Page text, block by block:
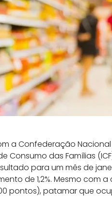
a Confederação Nacional
Consumo das Famílias
para um mês de
de 1,2%. Mesmo com
pontos), patamar que